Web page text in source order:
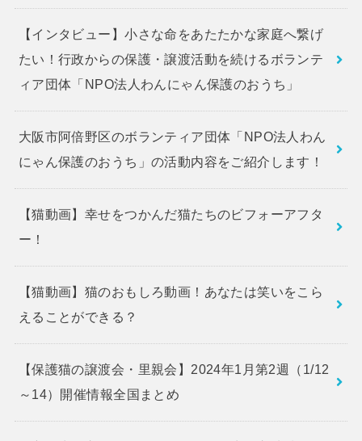
【インタビュー】小さな命をあたたかな家庭へ繋げ
たい！行政からの保護・譲渡活動を続けるボランテ
ィア団体「NPO法人わんにゃん保護のおうち」
大阪市阿倍野区のボランティア団体「NPO法人わん
にゃん保護のおうち」の活動内容をご紹介します！
【猫動画】幸せをつかんだ猫たちのビフォーアフタ
ー！
【猫動画】猫のおもしろ動画！あなたは笑いをこら
えることができる？
【保護猫の譲渡会・里親会】2024年1月第2週（1/12
～14）開催情報全国まとめ